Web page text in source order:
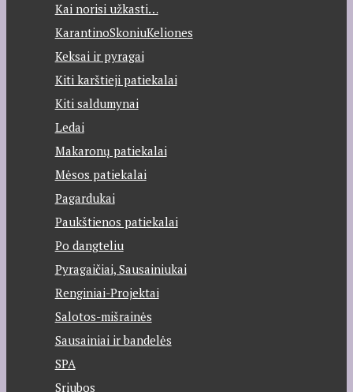
Kai norisi užkasti…
KarantinoSkoniuKeliones
Keksai ir pyragai
Kiti karštieji patiekalai
Kiti saldumynai
Ledai
Makaronų patiekalai
Mėsos patiekalai
Pagardukai
Paukštienos patiekalai
Po dangteliu
Pyragaičiai, Sausainiukai
Renginiai-Projektai
Salotos-mišrainės
Sausainiai ir bandelės
SPA
Sriubos